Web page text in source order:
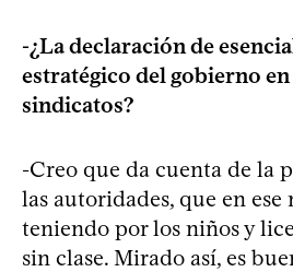
-¿La declaración de
estratégico del gobierno
sindicatos?
-Creo que da cuenta de la
las autoridades, que en
teniendo por los niños y
sin clase. Mirado así, es